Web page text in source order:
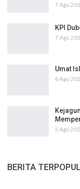
7 Agu
KPI
7 Agu
Umat
6 Agu
5 Agu
BERITA